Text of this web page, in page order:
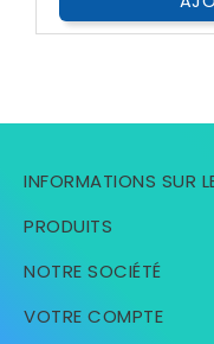
INFORMATIONS SUR
PRODUITS
NOTRE SOCIÉTÉ
VOTRE COMPTE